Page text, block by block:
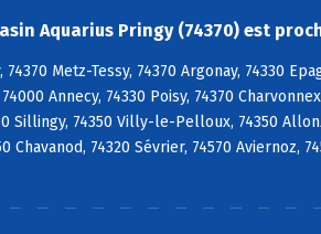
Aquarius Pringy (74370) est
74370 Metz-Tessy, 74370 Argonay, 74330
74000 Annecy, 74330 Poisy, 74370
Sillingy, 74350 Villy-le-Pelloux, 74350
Chavanod, 74320 Sévrier, 74570 Aviernoz,